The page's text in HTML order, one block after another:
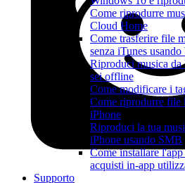
Come riprodurre
Cloud Home
Come trasferire file
senza iTunes
Riproduci musica
sei offline
Come modificare i
Come riprodurre file
iPhone
Riproduci la tua
iPhone usando SMB
Come installare
acquisti in-app
Supporto